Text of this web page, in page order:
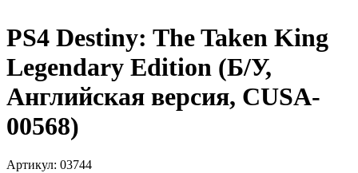
PS4 Destiny: The Taken King
Legendary Edition (Б/У,
Английская версия, CUSA-
00568)
Артикул: 03744